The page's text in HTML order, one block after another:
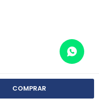
COMPRAR